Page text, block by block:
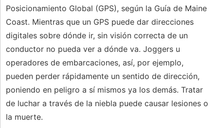
Posicionamiento Global (GPS), según la Guía de Maine
Coast. Mientras que un GPS puede dar direcciones
digitales sobre dónde ir, sin visión correcta de un
conductor no pueda ver a dónde va. Joggers u
operadores de embarcaciones, así, por ejemplo,
pueden perder rápidamente un sentido de dirección,
poniendo en peligro a sí mismos ya los demás. Tratar
de luchar a través de la niebla puede causar lesiones o
la muerte.